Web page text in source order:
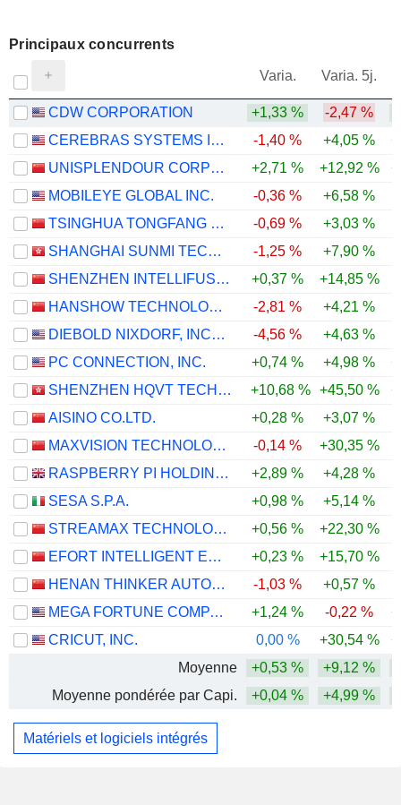
Principaux concurrents
Varia. Varia. 5j.
CDW CORPORATION
+1,33 % -2,47 %
CEREBRAS SYSTEMS INC.
-1,40 % +4,05 %
UNISPLENDOUR CORPORATION LIMITED
+2,71 % +12,92 %
MOBILEYE GLOBAL INC.
-0,36 % +6,58 %
TSINGHUA TONGFANG CO., LTD.
-0,69 % +3,03 %
SHANGHAI SUNMI TECHNOLOGY CO., LTD.
-1,25 % +7,90 %
SHENZHEN INTELLIFUSION TECHNOLOGIES CO., LTD.
+0,37 % +14,85 %
HANSHOW TECHNOLOGY CO., LTD.
-2,81 % +4,21 %
DIEBOLD NIXDORF, INCORPORATED
-4,56 % +4,63 %
PC CONNECTION, INC.
+0,74 % +4,98 %
SHENZHEN HQVT TECHNOLOGY CO., LTD.
+10,68 % +45,50 %
AISINO CO.LTD.
+0,28 % +3,07 %
MAXVISION TECHNOLOGY CORP.
-0,14 % +30,35 %
RASPBERRY PI HOLDINGS PLC
+2,89 % +4,28 %
SESA S.P.A.
+0,98 % +5,14 %
STREAMAX TECHNOLOGY CO., LTD.
+0,56 % +22,30 %
EFORT INTELLIGENT EQUIPMENT CO., LTD.
+0,23 % +15,70 %
HENAN THINKER AUTOMATIC EQUIPMENT CO.,LTD.
-1,03 % +0,57 %
MEGA FORTUNE COMPANY LIMITED
+1,24 % -0,22 %
CRICUT, INC.
0,00 % +30,54 %
Moyenne
+0,53 % +9,12 %
Moyenne pondérée par Capi.
+0,04 % +4,99 %
Matériels et logiciels intégrés